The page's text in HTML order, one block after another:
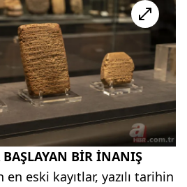
BAŞLAYAN BİR İNANIŞ
eski kayıtlar, yazılı tarihin